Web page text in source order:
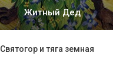
Житный Дед
Святогор и тяга земная